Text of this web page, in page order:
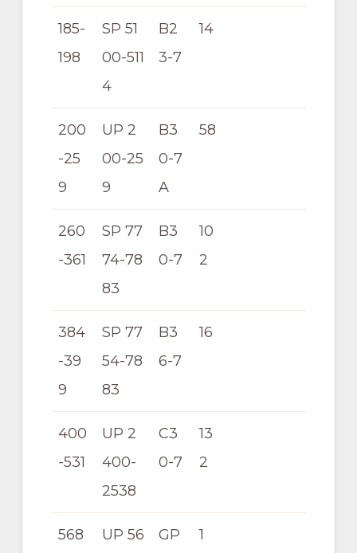
185-
198
SP 51
00-511
4
B2
3-7
14
200
-25
9
UP 2
00-25
9
B3
0-7
A
58
260
-361
SP 77
74-78
83
B3
0-7
10
2
384
-39
9
SP 77
54-78
83
B3
6-7
16
400
-531
UP 2
400-
2538
C3
0-7
13
2
568
UP 56
GP
1